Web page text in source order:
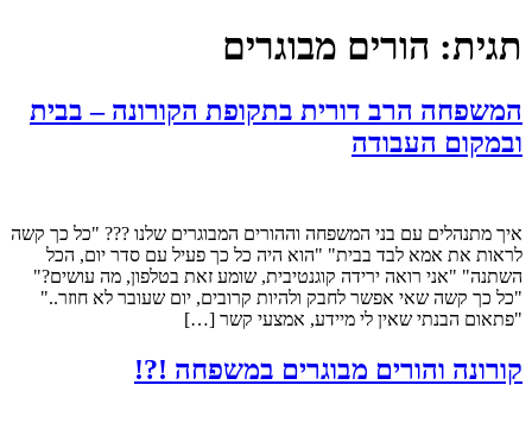
תגית: הורים מבוגרים
המשפחה הרב דורית בתקופת הקורונה – בבית
ובמקום העבודה
איך מתנהלים עם בני המשפחה וההורים המבוגרים שלנו ??? "כל כך קשה
לראות את אמא לבד בבית" "הוא היה כל כך פעיל עם סדר יום, הכל
השתנה" "אני רואה ירידה קוגנטיבית, שומע זאת בטלפון, מה עושים?"
"כל כך קשה שאי אפשר לחבק ולהיות קרובים, יום שעובר לא חוזר.."
"פתאום הבנתי שאין לי מיידע, אמצעי קשר […]
קורונה והורים מבוגרים במשפחה !?!